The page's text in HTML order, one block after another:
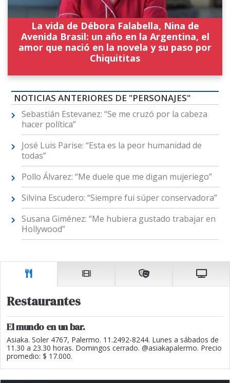
La vida de Débora Falabella, Nina de
Avenida Brasil: un año en la Argentina, el
amor que nació en la novela y su paso por
Chiquititas
NOTICIAS ANTERIORES DE "PERSONAJES"
Sebastián Estevanez: “Se me cruzó por la cabeza
hacer política”
José Luis Parise: “Esta es la peor humanidad de
todas”
Pollo Álvarez: “Me duele que me digan mujeriego”
Silvina Escudero: “Siempre fui súper conservadora”
Susana Giménez: “Me hubiera gustado trabajar en
Hollywood”
Restaurantes
El mundo en un bar.
Asiaka. Soler 4767, Palermo. 11.2492-8244. Lunes a sábados de
11.30 a 23.30 horas. Domingos cerrado. @asiakapalermo. Precio
promedio: $ 17.000.